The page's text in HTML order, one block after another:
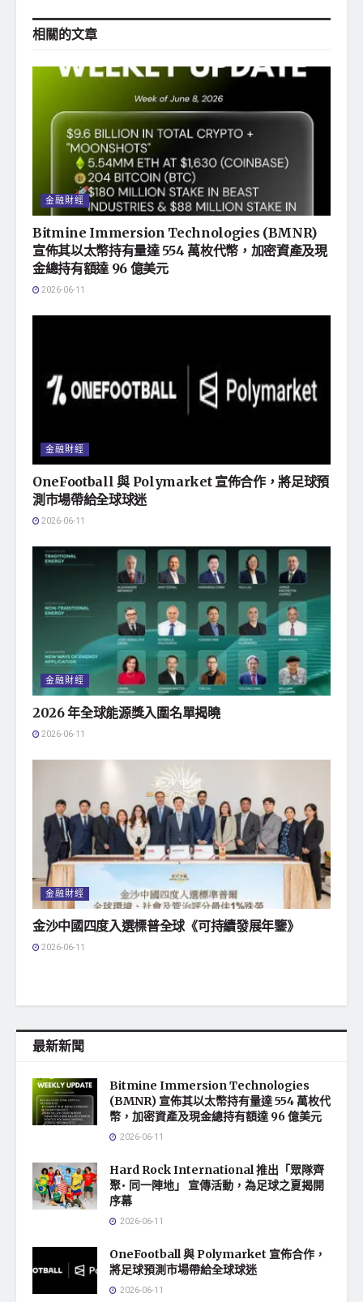
相關的文章
金融財經
Bitmine Immersion Technologies (BMNR)
宣佈其以太幣持有量達 554 萬枚代幣，加密資產及現
金總持有額達 96 億美元
2026-06-11
金融財經
OneFootball 與 Polymarket 宣佈合作，將足球預
測市場帶給全球球迷
2026-06-11
金融財經
2026 年全球能源獎入圍名單揭曉
2026-06-11
金融財經
金沙中國四度入選標普全球《可持續發展年鑒》
2026-06-11
最新新聞
Bitmine Immersion Technologies
(BMNR) 宣佈其以太幣持有量達 554 萬枚代
幣，加密資產及現金總持有額達 96 億美元
2026-06-11
Hard Rock International 推出「眾隊齊
聚• 同一陣地」 宣傳活動，為足球之夏揭開
序幕
2026-06-11
OneFootball 與 Polymarket 宣佈合作，
將足球預測市場帶給全球球迷
2026-06-11